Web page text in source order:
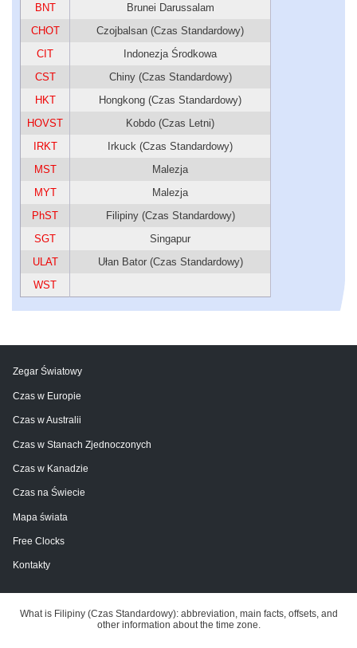
BNT
Brunei Darussalam
CHOT
Czojbalsan (Czas Standardowy)
CIT
Indonezja Środkowa
CST
Chiny (Czas Standardowy)
HKT
Hongkong (Czas Standardowy)
HOVST
Kobdo (Czas Letni)
IRKT
Irkuck (Czas Standardowy)
MST
Malezja
MYT
Malezja
PhST
Filipiny (Czas Standardowy)
SGT
Singapur
ULAT
Ułan Bator (Czas Standardowy)
WST
Zegar Światowy
Czas w Europie
Czas w Australii
Czas w Stanach Zjednoczonych
Czas w Kanadzie
Czas na Świecie
Mapa świata
Free Clocks
Kontakty
What is Filipiny (Czas Standardowy): abbreviation, main facts, offsets, and
other information about the time zone.